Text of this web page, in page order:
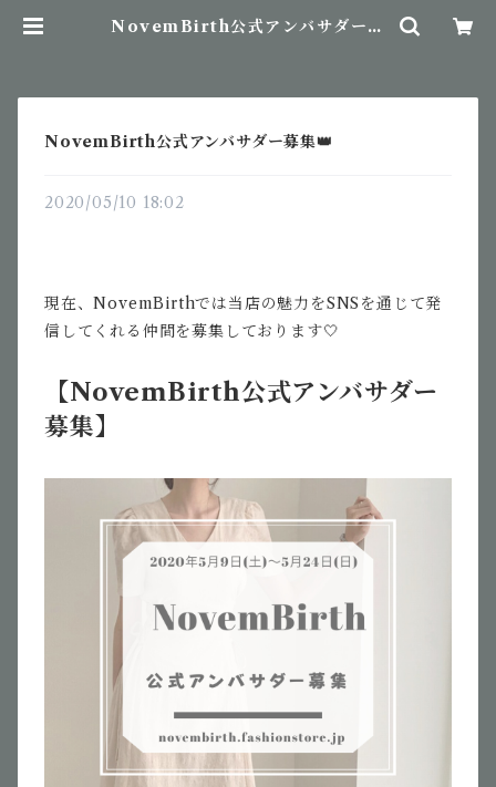
NovemBirth公式アンバサダー募
NovemBirth公式アンバサダー募集👑
2020/05/10 18:02
現在、NovemBirthでは当店の魅力をSNSを通じて発
信してくれる仲間を募集しております🤍
【NovemBirth公式アンバサダー
募集】